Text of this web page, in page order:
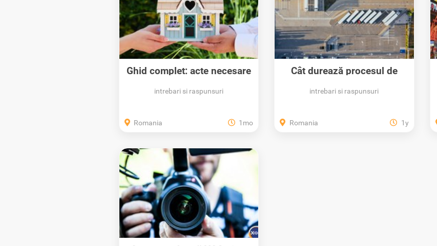
Ghid complet: acte necesare
intrebari si raspunsuri
Romania 1mo
Cât durează procesul de
intrebari si raspunsuri
Romania 1y